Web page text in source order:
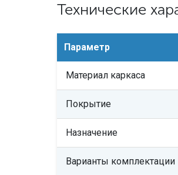
Технические
Параметр
Материал каркаса
Покрытие
Назначение
Варианты комплектации